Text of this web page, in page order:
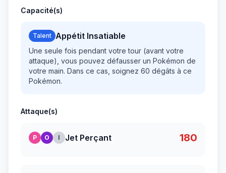
Capacité(s)
Talent Appétit Insatiable
Une seule fois pendant votre tour (avant votre
attaque), vous pouvez défausser un Pokémon de
votre main. Dans ce cas, soignez 60 dégâts à ce
Pokémon.
Attaque(s)
P O I Jet Perçant 180